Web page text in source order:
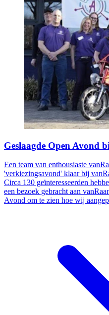
Geslaagde Open Avond
Een team van enthousiaste
'verkiezingsavond' klaar bij
Circa 130 geïnteresseerden
een bezoek gebracht aan
Avond om te zien hoe wij